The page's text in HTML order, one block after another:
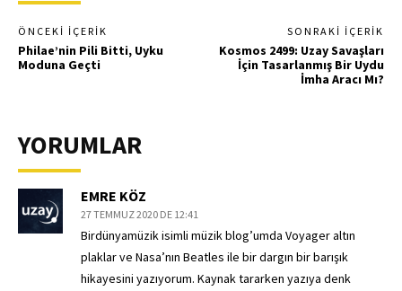
ÖNCEKI İÇERIK
Philae’nin Pili Bitti, Uyku
Moduna Geçti
SONRAKI İÇERIK
Kosmos 2499: Uzay Savaşları
İçin Tasarlanmış Bir Uydu
İmha Aracı Mı?
YORUMLAR
EMRE KÖZ
27 TEMMUZ 2020 DE 12:41
Birdünyamüzik isimli müzik blog’umda Voyager altın
plaklar ve Nasa’nın Beatles ile bir dargın bir barışık
hikayesini yazıyorum. Kaynak tararken yazıya denk